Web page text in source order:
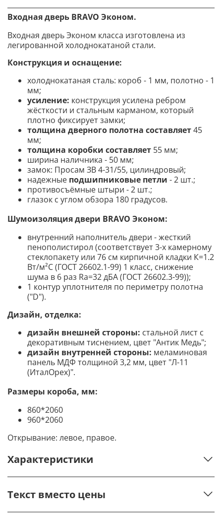
Входная дверь BRAVO Эконом.
Входная дверь Эконом класса изготовлена из
легированной холоднокатаной стали.
Конструкция и оснащение:
холоднокатаная сталь: короб - 1 мм, полотно - 1
мм;
усиление: конструкция усилена ребром
жёсткости и стальным карманом, который
плотно фиксирует замки;
толщина дверного полотна составляет45
мм;
толщина коробки составляет 55 мм;
ширина наличника - 50 мм;
замок: Просам ЗВ 4-31/55, цилиндровый;
надежные подшипниковые петли - 2 шт.;
противосъёмные штыри - 2 шт.;
глазок с углом обзора 180 градусов.
Шумоизоляция двери BRAVO Эконом:
внутренний наполнитель двери - жесткий
пенополистирол (соответствует 3-х камерному
стеклопакету или 76 см кирпичной кладки К=1.2
Вт/м²С (ГОСТ 26602.1-99) 1 класс, снижение
шума в 6 раз Ra=32 дБА (ГОСТ 26602.3-99));
1 контур уплотнителя по периметру полотна
("D").
Дизайн, отделка:
дизайн внешней стороны: стальной лист с
декоративным тиснением, цвет "Антик Медь";
дизайн внутренней стороны: меламиновая
панель МДФ толщиной 3,2 мм, цвет "Л-11
(ИталОрех)".
Размеры короба, мм:
860*2060
960*2060
Открывание: левое, правое.
Характеристики
Текст вместо цены